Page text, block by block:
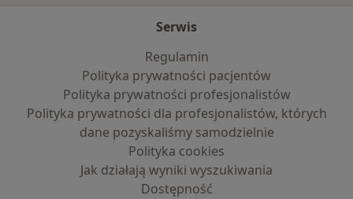
Serwis
Regulamin
Polityka prywatności pacjentów
Polityka prywatności profesjonalistów
Polityka prywatności dla profesjonalistów, których
dane pozyskaliśmy samodzielnie
Polityka cookies
Jak działają wyniki wyszukiwania
Dostępność